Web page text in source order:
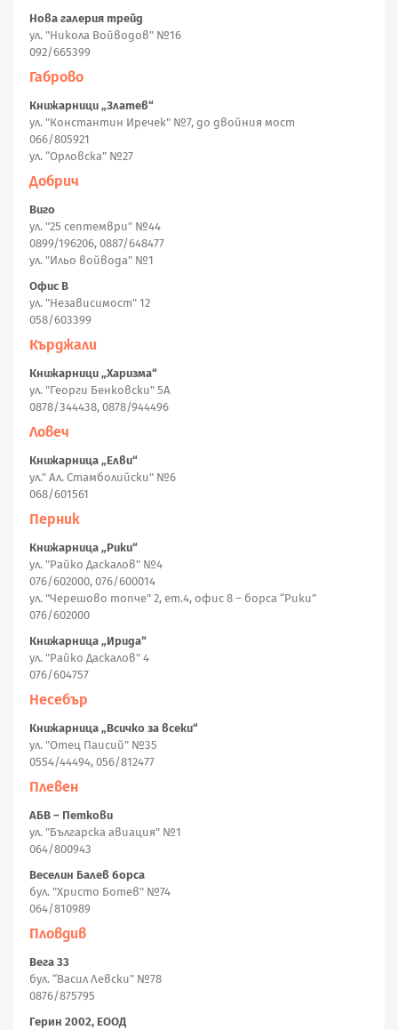
Нова галерия трейд
ул. "Никола Войводов" №16
092/665399
Габрово
Книжарници „Златев“
ул. "Константин Иречек" №7, до двойния мост
066/805921
ул. “Орловска” №27
Добрич
Виго
ул. "25 септември" №44
0899/196206, 0887/648477
ул. "Ильо войвода" №1
Офис В
ул. "Независимост" 12
058/603399
Кърджали
Книжарници „Харизма“
ул. "Георги Бенковски" 5А
0878/344438, 0878/944496
Ловеч
Книжарница „Елви“
ул." Ал. Стамболийски" №6
068/601561
Перник
Книжарница „Рики“
ул. "Райко Даскалов" №4
076/602000, 076/600014
ул. "Черешово топче" 2, ет.4, офис 8 – борса “Рики”
076/602000
Книжарница „Ирида“
ул. "Райко Даскалов" 4
076/604757
Несебър
Книжарница „Всичко за всеки“
ул. "Отец Паисий" №35
0554/44494, 056/812477
Плевен
АБВ – Петкови
ул. "Българска авиация" №1
064/800943
Веселин Балев борса
бул. "Христо Ботев" №74
064/810989
Пловдив
Вега 33
бул. “Васил Левски” №78
0876/875795
Герин 2002, ЕООД